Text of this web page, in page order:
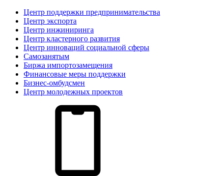
Центр поддержки предпринимательства
Центр экспорта
Центр инжиниринга
Центр кластерного развития
Центр инноваций социальной сферы
Cамозанятым
Биржа импортозамещения
Финансовые меры поддержки
Бизнес-омбудсмен
Центр молодежных проектов